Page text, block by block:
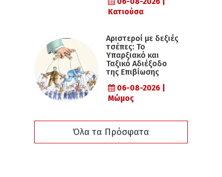
Κατιούσα
Αριστεροί με δεξιές
τσέπες: Το
Υπαρξιακό και
Ταξικό Αδιέξοδο
της Επιβίωσης
06-08-2026 |
Μώμος
Όλα τα Πρόσφατα